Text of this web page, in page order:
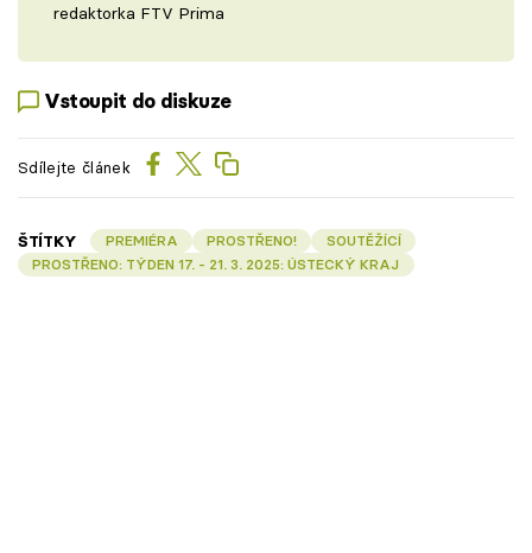
redaktorka FTV Prima
Vstoupit do diskuze
Sdílejte článek
ŠTÍTKY PREMIÉRA PROSTŘENO!
SOUTĚŽÍCÍ
PROSTŘENO: TÝDEN 17. - 21. 3. 2025: ÚSTECKÝ KRAJ